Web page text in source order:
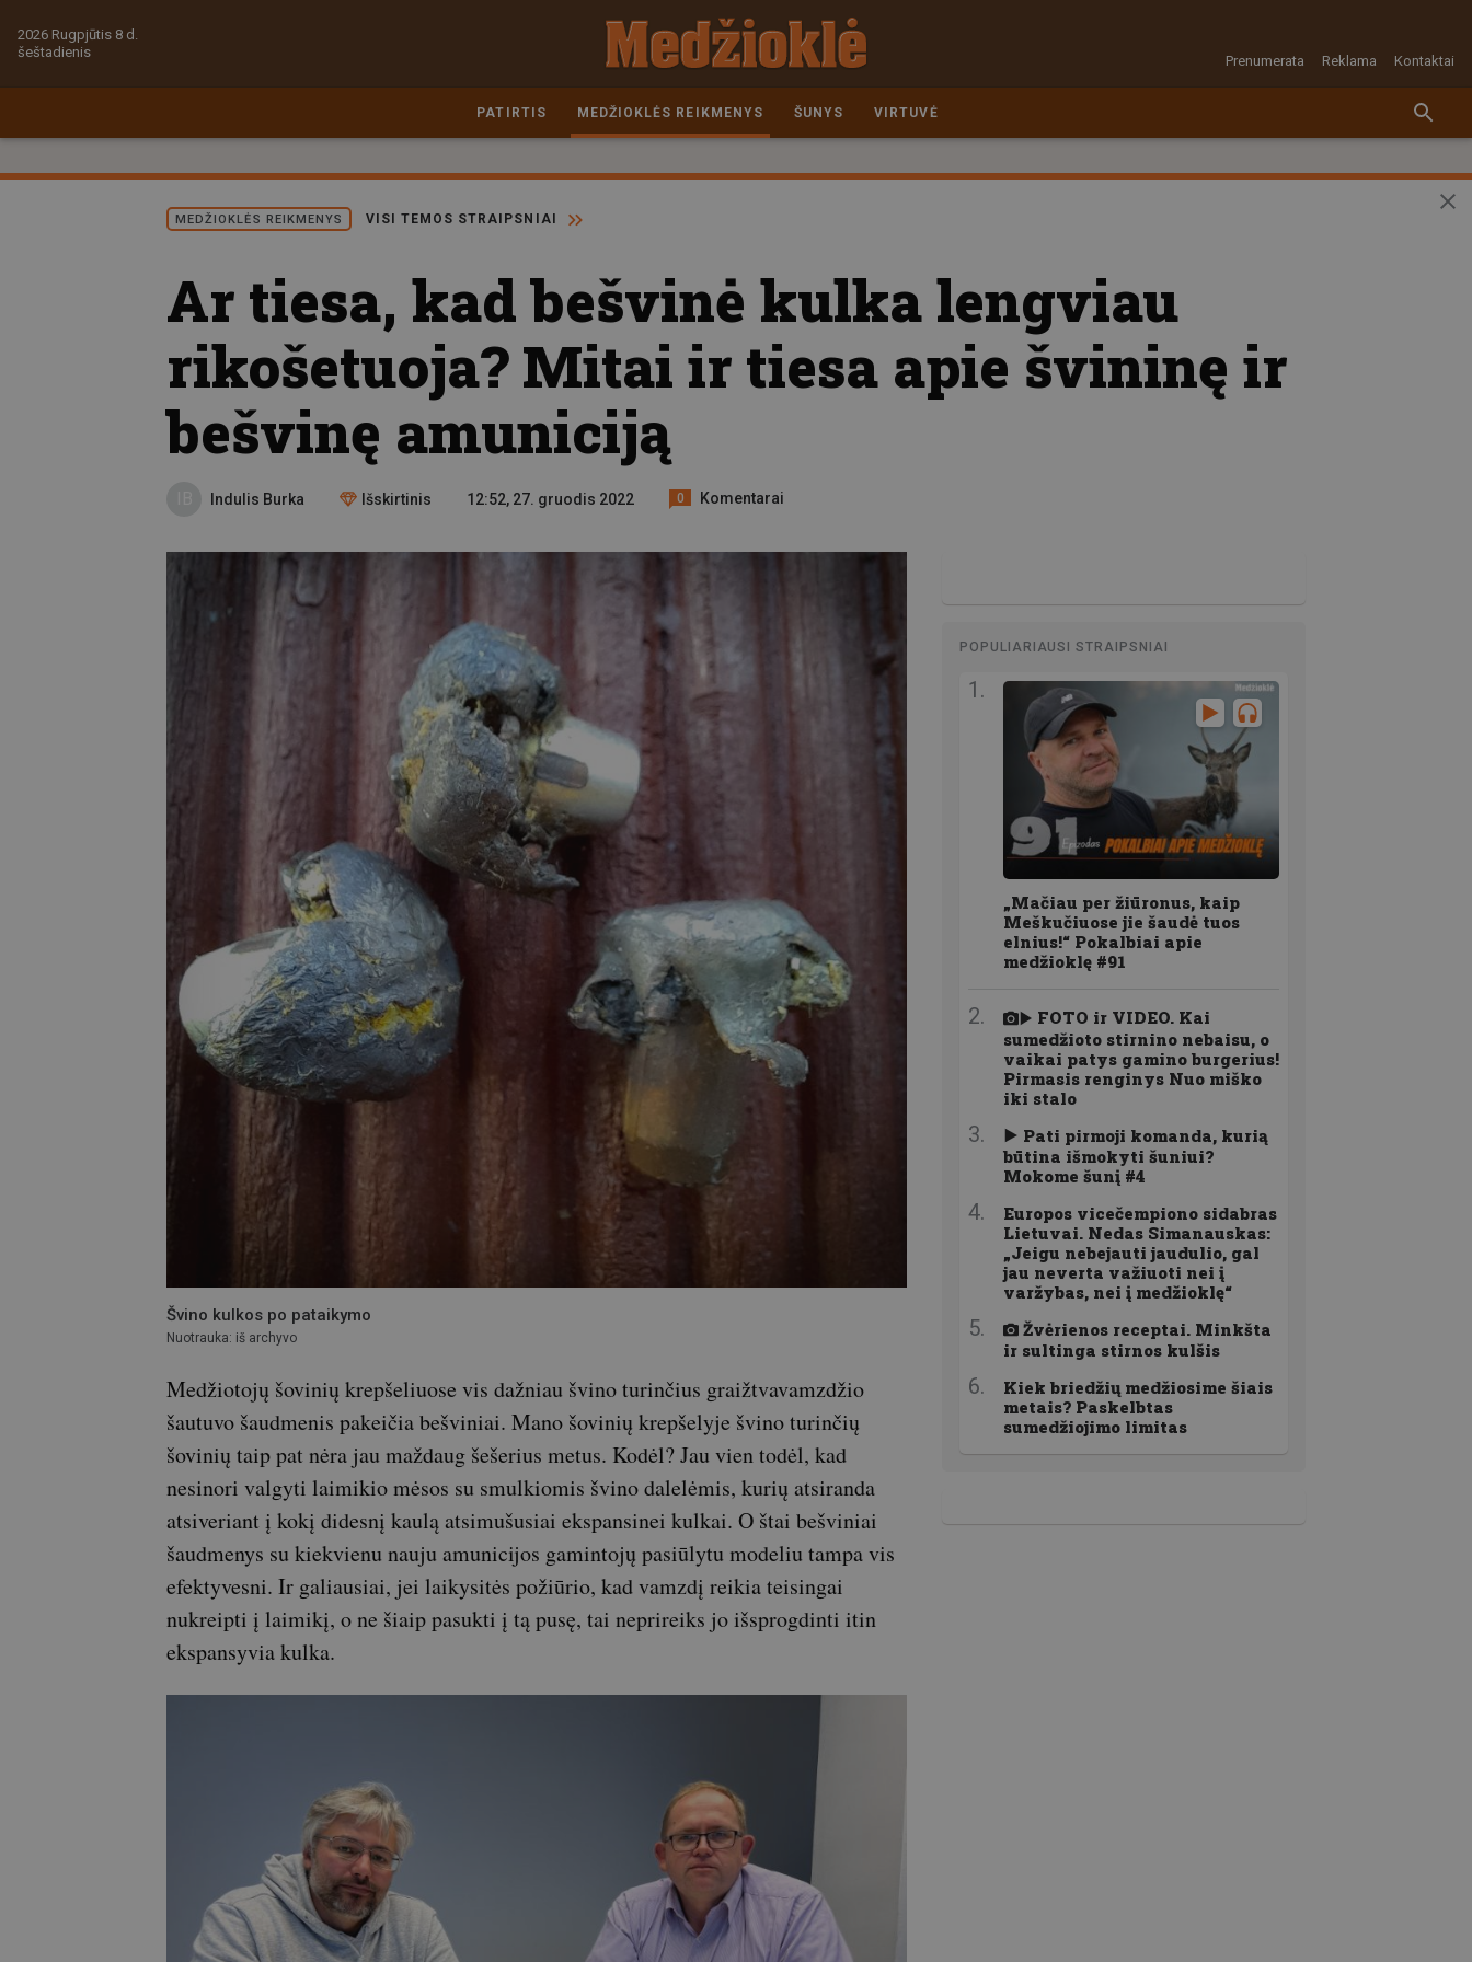
2026 Rugpjūtis 8 d.
šeštadienis
Prenumerata Reklama Kontaktai
PATIRTIS MEDŽIOKLĖS REIKMENYS ŠUNYS VIRTUVĖ
MEDŽIOKLĖS REIKMENYS VISI TEMOS STRAIPSNIAI
Ar tiesa, kad bešvinė kulka lengviau
rikošetuoja? Mitai ir tiesa apie švininę ir
bešvinę amuniciją
Indulis Burka Išskirtinis 12:52, 27. gruodis 2022 0 Komentarai
Švino kulkos po pataikymo
Nuotrauka: iš archyvo
Medžiotojų šovinių krepšeliuose vis dažniau švino turinčius graižtvavamzdžio
šautuvo šaudmenis pakeičia bešviniai. Mano šovinių krepšelyje švino turinčių
šovinių taip pat nėra jau maždaug šešerius metus. Kodėl? Jau vien todėl, kad
nesinori valgyti laimikio mėsos su smulkiomis švino dalelėmis, kurių atsiranda
atsiveriant į kokį didesnį kaulą atsimušusiai ekspansinei kulkai. O štai bešviniai
šaudmenys su kiekvienu nauju amunicijos gamintojų pasiūlytu modeliu tampa vis
efektyvesni. Ir galiausiai, jei laikysitės požiūrio, kad vamzdį reikia teisingai
nukreipti į laimikį, o ne šiaip pasukti į tą pusę, tai neprireiks jo išsprogdinti itin
ekspansyvia kulka.
POPULIARIAUSI STRAIPSNIAI
„Mačiau per žiūronus, kaip
Meškučiuose jie šaudė tuos
elnius!“ Pokalbiai apie
medžioklę #91
FOTO ir VIDEO. Kai
sumedžioto stirnino nebaisu, o
vaikai patys gamino burgerius!
Pirmasis renginys Nuo miško
iki stalo
Pati pirmoji komanda, kurią
būtina išmokyti šuniui?
Mokome šunį #4
Europos vicečempiono sidabras
Lietuvai. Nedas Simanauskas:
„Jeigu nebejauti jaudulio, gal
jau neverta važiuoti nei į
varžybas, nei į medžioklę“
Žvėrienos receptai. Minkšta
ir sultinga stirnos kulšis
Kiek briedžių medžiosime šiais
metais? Paskelbtas
sumedžiojimo limitas